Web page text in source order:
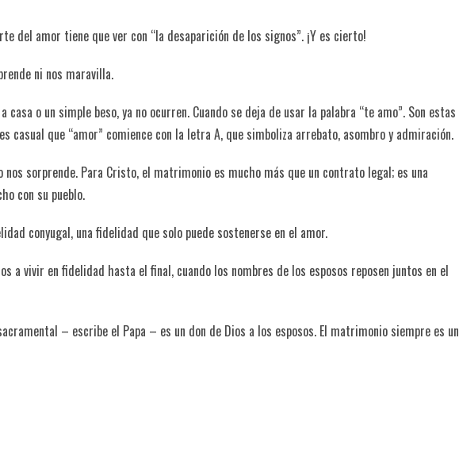
del amor tiene que ver con “la desaparición de los signos”. ¡Y es cierto!
ni nos maravilla.
o un simple beso, ya no ocurren. Cuando se deja de usar la palabra “te amo”. Son estas
casual que “amor” comience con la letra A, que simboliza arrebato, asombro y admiración.
nos sorprende. Para Cristo, el matrimonio es mucho más que un contrato legal; es una
con su pueblo.
conyugal, una fidelidad que solo puede sostenerse en el amor.
a vivir en fidelidad hasta el final, cuando los nombres de los esposos reposen juntos en el
– escribe el Papa – es un don de Dios a los esposos. El matrimonio siempre es un